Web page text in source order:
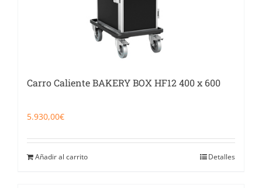
Carro Caliente BAKERY BOX HF12 400 x 600
5.930,00€
Añadir al carrito Detalles